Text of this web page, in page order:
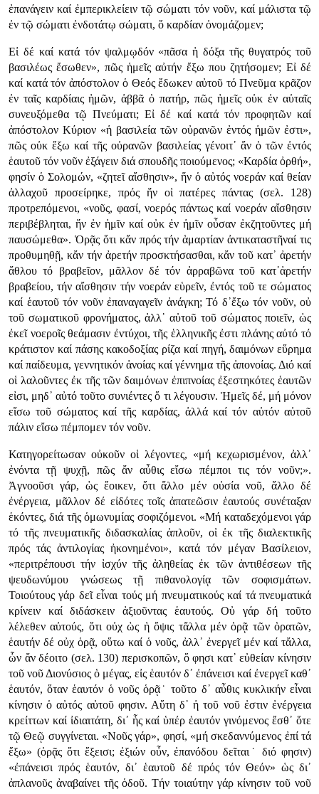
ἐπανάγειν καί ἐμπερικλείειν τῷ σώματι τόν νοῦν, καί μάλιστα τῷ
ἐν τῷ σώματι ἐνδοτάτῳ σώματι, ὅ καρδίαν ὀνομάζομεν;
Εἰ δέ καί κατά τόν ψαλμῳδόν «πᾶσα ἡ δόξα τῆς θυγατρός τοῦ
βασιλέως ἔσωθεν», πῶς ἡμεῖς αὐτήν ἔξω που ζητήσομεν; Εἰ δέ
καί κατά τόν ἀπόστολον ὁ Θεός ἔδωκεν αὐτοῦ τό Πνεῦμα κρᾶζον
ἐν ταῖς καρδίαις ἡμῶν, ἀββᾶ ὁ πατήρ, πῶς ἡμεῖς οὐκ ἐν αὐταῖς
συνευξόμεθα τῷ Πνεύματι; Εἰ δέ καί κατά τόν προφητῶν καί
ἀπόστολον Κύριον «ἡ βασιλεία τῶν οὐρανῶν ἐντός ἡμῶν ἐστι»,
πῶς οὐκ ἔξω καί τῆς οὐρανῶν βασιλείας γένοιτ᾿ ἄν ὁ τῶν ἐντός
ἑαυτοῦ τόν νοῦν ἐξάγειν διά σπουδῆς ποιούμενος; «Καρδία ὀρθή»,
φησίν ὁ Σολομών, «ζητεῖ αἴσθησιν», ἥν ὁ αὐτός νοεράν καί θείαν
ἀλλαχοῦ προσείρηκε, πρός ἥν οἱ πατέρες πάντας (σελ. 128)
προτρεπόμενοι, «νοῦς, φασί, νοερός πάντως καί νοεράν αἴσθησιν
περιβέβληται, ἥν ἐν ἡμῖν καί οὐκ ἐν ἡμῖν οὖσαν ἐκζητοῦντες μή
παυσώμεθα». Ὁρᾷς ὅτι κἄν πρός τήν ἁμαρτίαν ἀντικαταστῆναί τις
προθυμηθῇ, κἄν τήν ἀρετήν προσκτήσασθαι, κἄν τοῦ κατ᾿ ἀρετήν
ἄθλου τό βραβεῖον, μᾶλλον δέ τόν ἀρραβῶνα τοῦ κατ᾿ἀρετήν
βραβείου, τήν αἴσθησιν τήν νοεράν εὑρεῖν, ἐντός τοῦ τε σώματος
καί ἑαυτοῦ τόν νοῦν ἐπαναγαγεῖν ἀνάγκη; Τό δ᾿ἔξω τόν νοῦν, οὐ
τοῦ σωματικοῦ φρονήματος, ἀλλ᾿ αὐτοῦ τοῦ σώματος ποιεῖν, ὡς
ἐκεῖ νοεροῖς θεάμασιν ἐντύχοι, τῆς ἑλληνικῆς ἐστι πλάνης αὐτό τό
κράτιστον καί πάσης κακοδοξίας ρίζα καί πηγή, δαιμόνων εὕρημα
καί παίδευμα, γεννητικόν ἀνοίας καί γέννημα τῆς ἀπονοίας. Διό καί
οἱ λαλοῦντες ἐκ τῆς τῶν δαιμόνων ἐπιπνοίας ἐξεστηκότες ἑαυτῶν
εἰσι, μηδ᾿ αὐτό τοῦτο συνιέντες ὅ τι λέγουσιν. Ἡμεῖς δέ, μή μόνον
εἴσω τοῦ σώματος καί τῆς καρδίας, ἀλλά καί τόν αὐτόν αὐτοῦ
πάλιν εἴσω πέμπομεν τόν νοῦν.
Κατηγορείτωσαν οὐκοῦν οἱ λέγοντες, «μή κεχωρισμένον, ἀλλ᾿
ἐνόντα τῇ ψυχῇ, πῶς ἄν αὖθις εἴσω πέμποι τις τόν νοῦν;».
Ἀγνοοῦσι γάρ, ὡς ἔοικεν, ὅτι ἄλλο μέν οὐσία νοῦ, ἄλλο δέ
ἐνέργεια, μᾶλλον δέ εἰδότες τοῖς ἀπατεῶσιν ἑαυτούς συνέταξαν
ἑκόντες, διά τῆς ὁμωνυμίας σοφιζόμενοι. «Μή καταδεχόμενοι γάρ
τό τῆς πνευματικῆς διδασκαλίας ἁπλοῦν, οἱ ἐκ τῆς διαλεκτικῆς
πρός τάς ἀντιλογίας ἠκονημένοι», κατά τόν μέγαν Βασίλειον,
«περιτρέπουσι τήν ἰσχύν τῆς ἀληθείας ἐκ τῶν ἀντιθέσεων τῆς
ψευδωνύμου γνώσεως τῇ πιθανολογίᾳ τῶν σοφισμάτων.
Τοιούτους γάρ δεῖ εἶναι τούς μή πνευματικούς καί τά πνευματικά
κρίνειν καί διδάσκειν ἀξιοῦντας ἑαυτούς. Οὐ γάρ δή τοῦτο
λέλεθεν αὐτούς, ὅτι οὐχ ὡς ἡ ὄψις τἄλλα μέν ὁρᾷ τῶν ὁρατῶν,
ἑαυτήν δέ οὐχ ὁρᾷ, οὕτω καί ὁ νοῦς, ἀλλ᾿ ἐνεργεῖ μέν καί τἄλλα,
ὧν ἄν δέοιτο (σελ. 130) περισκοπῶν, ὅ φησι κατ᾿ εὐθείαν κίνησιν
τοῦ νοῦ Διονύσιος ὁ μέγας, εἰς ἑαυτόν δ᾿ ἐπάνεισι καί ἐνεργεῖ καθ᾿
ἑαυτόν, ὅταν ἑαυτόν ὁ νοῦς ὁρᾷ˙ τοῦτο δ᾿ αὖθις κυκλικήν εἶναι
κίνησιν ὁ αὐτός αὐτοῦ φησιν. Αὕτη δ᾿ ἡ τοῦ νοῦ ἐστιν ἐνέργεια
κρείττων καί ἰδιαιτάτη, δι᾿ ἧς καί ὑπέρ ἑαυτόν γινόμενος ἔσθ᾿ ὅτε
τῷ Θεῷ συγγίνεται. «Νοῦς γάρ», φησί, «μή σκεδαννύμενος ἐπί τά
ἔξω» (ὁρᾷς ὅτι ἔξεισι; ἐξιών οὖν, ἐπανόδου δεῖται˙ διό φησιν)
«ἐπάνεισι πρός ἑαυτόν, δι᾿ ἑαυτοῦ δέ πρός τόν Θεόν» ὡς δι᾿
ἀπλανοῦς ἀναβαίνει τῆς ὁδοῦ. Τήν τοιαύτην γάρ κίνησιν τοῦ νοῦ